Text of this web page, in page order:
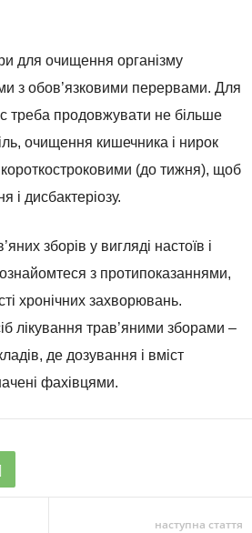
для очищення організму
з обов’язковими перервами. Для
треба продовжувати не більше
очищення кишечника і нирок
(до тижня), щоб
і дисбактеріозу.
зборів у вигляді настоїв і
ознайомтеся з протипоказаннями,
хронічних захворювань.
лікування трав’яними зборами –
де дозування і вміст
фахівцями.
наступна стаття